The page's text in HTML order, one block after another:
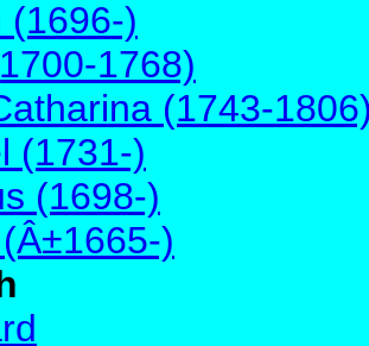
(1696-)
1768)
(1743-
(1731-)
(1698-)
)